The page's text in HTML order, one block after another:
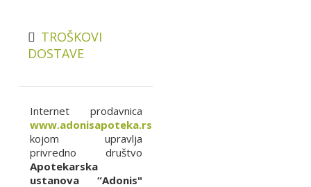
TROŠKOVI
DOSTAVE
Internet prodavnica
www.adonisapoteka.rs
kojom upravlja
privredno društvo
Apotekarska
ustanova “Adonis"